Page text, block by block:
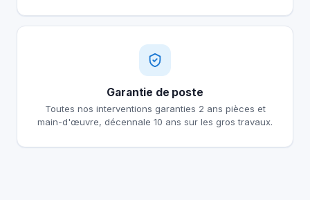
Garantie de poste
Toutes nos interventions garanties 2 ans pièces et
main-d'œuvre, décennale 10 ans sur les gros travaux.